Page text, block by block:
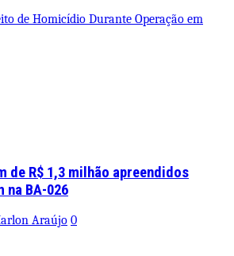
de Homicídio Durante Operação em
de R$ 1,3 milhão apreendidos
na BA-026
Araújo 0